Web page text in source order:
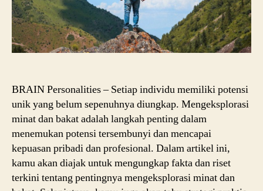
BRAIN Personalities – Setiap individu memiliki potensi
unik yang belum sepenuhnya diungkap. Mengeksplorasi
minat dan bakat adalah langkah penting dalam
menemukan potensi tersembunyi dan mencapai
kepuasan pribadi dan profesional. Dalam artikel ini,
kamu akan diajak untuk mengungkap fakta dan riset
terkini tentang pentingnya mengeksplorasi minat dan